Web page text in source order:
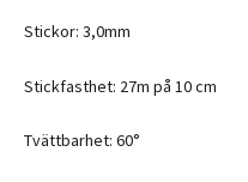
Stickor: 3,0mm
Stickfasthet: 27m på 10 cm
Tvättbarhet: 60°